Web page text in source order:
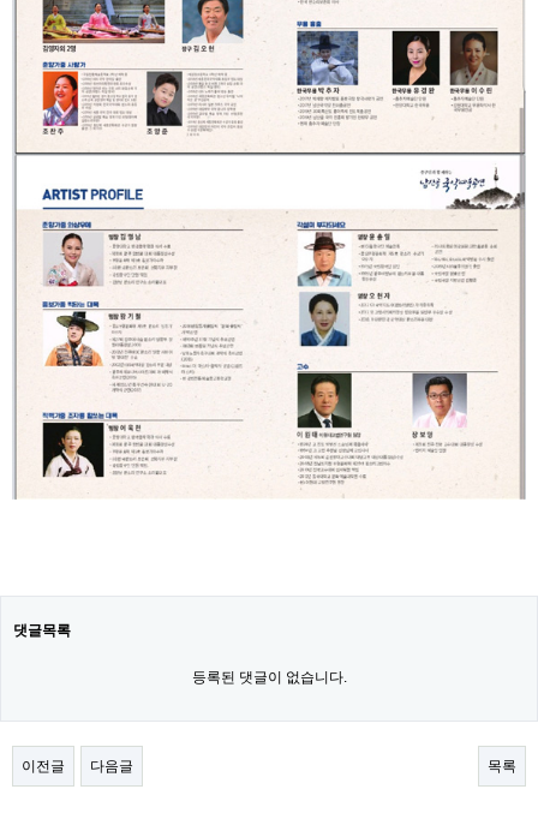
댓글목록
등록된 댓글이 없습니다.
이전글 다음글 목록